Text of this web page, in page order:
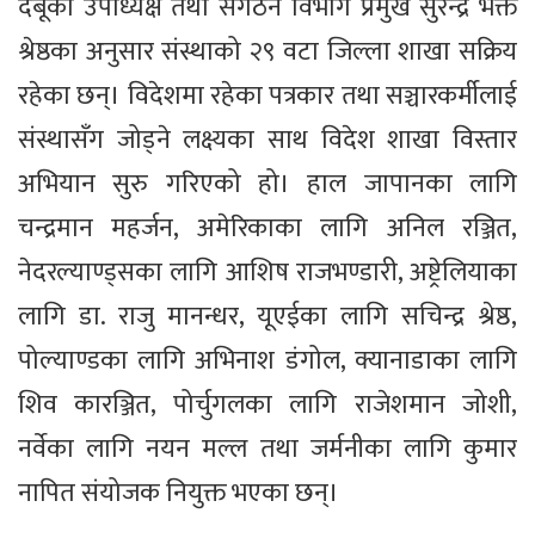
श्रेष्ठका अनुसार संस्थाको २९ वटा जिल्ला शाखा सक्रिय
रहेका छन्। विदेशमा रहेका पत्रकार तथा सञ्चारकर्मीलाई
संस्थासँग जोड्ने लक्ष्यका साथ विदेश शाखा विस्तार
अभियान सुरु गरिएको हो। हाल जापानका लागि
चन्द्रमान महर्जन, अमेरिकाका लागि अनिल रञ्जित,
नेदरल्याण्ड्सका लागि आशिष राजभण्डारी, अष्ट्रेलियाका
लागि डा. राजु मानन्धर, यूएईका लागि सचिन्द्र श्रेष्ठ,
पोल्याण्डका लागि अभिनाश डंगोल, क्यानाडाका लागि
शिव कारञ्जित, पोर्चुगलका लागि राजेशमान जोशी,
नर्वेका लागि नयन मल्ल तथा जर्मनीका लागि कुमार
नापित संयोजक नियुक्त भएका छन्।